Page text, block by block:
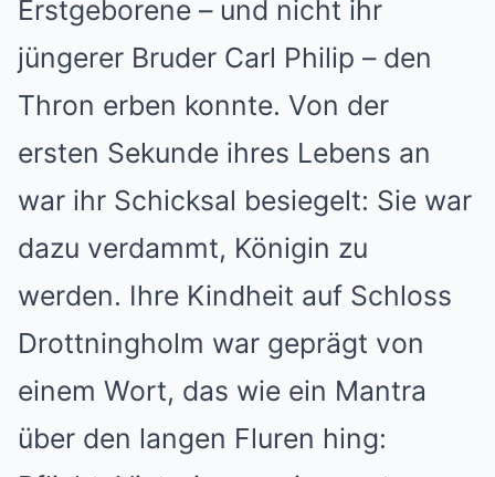
Erstgeborene – und nicht ihr
jüngerer Bruder Carl Philip – den
Thron erben konnte. Von der
ersten Sekunde ihres Lebens an
war ihr Schicksal besiegelt: Sie war
dazu verdammt, Königin zu
werden. Ihre Kindheit auf Schloss
Drottningholm war geprägt von
einem Wort, das wie ein Mantra
über den langen Fluren hing: